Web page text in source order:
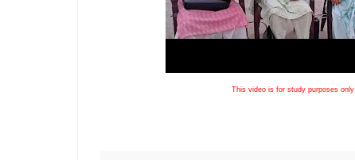
This video is for study purposes only